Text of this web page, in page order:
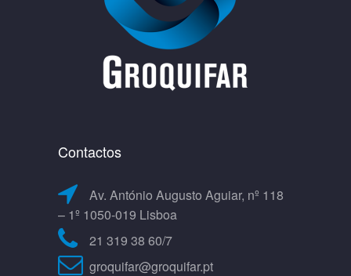
Contactos
Av. António Augusto Aguiar, nº 118
– 1º 1050-019 Lisboa
21 319 38 60/7
groquifar@groquifar.pt